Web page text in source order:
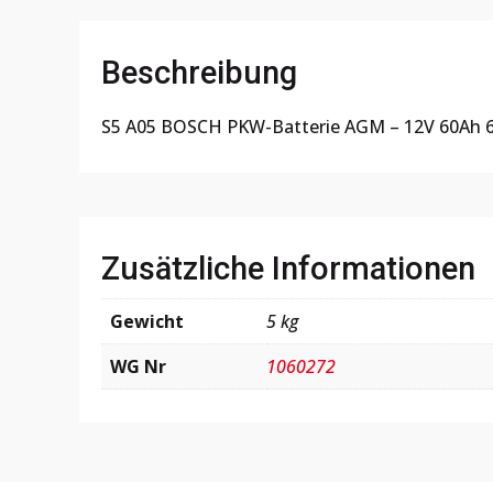
Beschreibung
S5 A05 BOSCH PKW-Batterie AGM – 12V 60Ah
Zusätzliche Informationen
Gewicht
5 kg
WG Nr
1060272